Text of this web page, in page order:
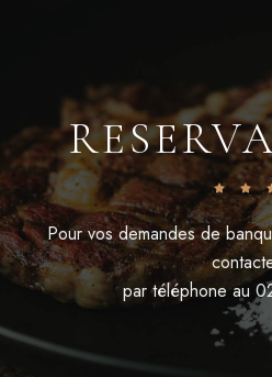
Pour vos demandes de
par téléphone au